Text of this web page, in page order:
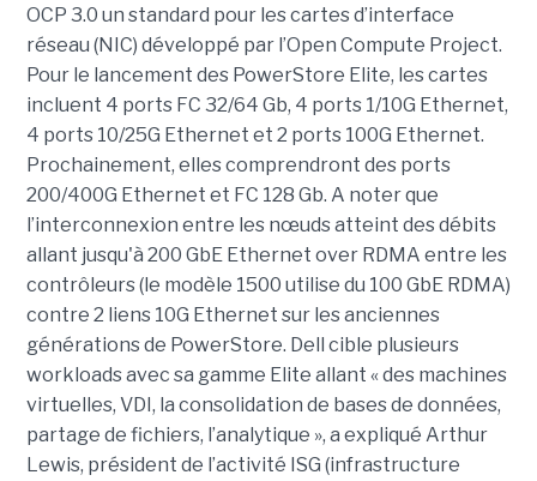
OCP 3.0 un standard pour les cartes d’interface
réseau (NIC) développé par l’Open Compute Project.
Pour le lancement des PowerStore Elite, les cartes
incluent 4 ports FC 32/64 Gb, 4 ports 1/10G Ethernet,
4 ports 10/25G Ethernet et 2 ports 100G Ethernet.
Prochainement, elles comprendront des ports
200/400G Ethernet et FC 128 Gb. A noter que
l’interconnexion entre les nœuds atteint des débits
allant jusqu'à 200 GbE Ethernet over RDMA entre les
contrôleurs (le modèle 1500 utilise du 100 GbE RDMA)
contre 2 liens 10G Ethernet sur les anciennes
générations de PowerStore. Dell cible plusieurs
workloads avec sa gamme Elite allant « des machines
virtuelles, VDI, la consolidation de bases de données,
partage de fichiers, l’analytique », a expliqué Arthur
Lewis, président de l’activité ISG (infrastructure